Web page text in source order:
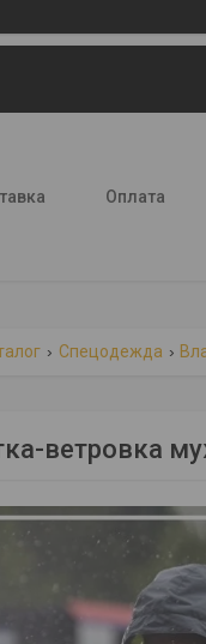
Оплата
Спецодежда
ветровка